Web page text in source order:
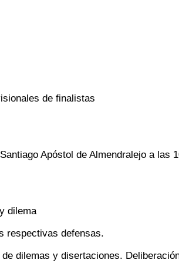
de finalistas
Apóstol de Almendralejo a las
dilema
respectivas defensas.
dilemas y disertaciones.